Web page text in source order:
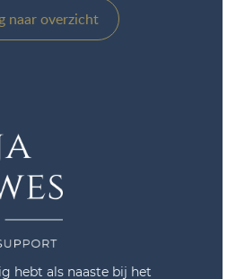
naar overzicht
hebt als naaste bij het